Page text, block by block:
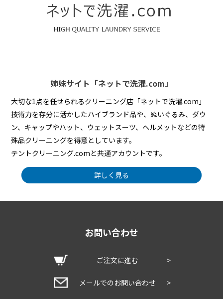
姉妹サイト「ネットで洗濯.com」
大切な1点を任せられるクリーニング店「ネットで洗濯.com」
技術力を存分に活かしたハイブランド品や、ぬいぐるみ、ダウ
ン、キャップやハット、ウェットスーツ、ヘルメットなどの特
殊品クリーニングを得意としています。
テントクリーニング.comと共通アカウントです。
詳しく見る
お問い合わせ
ご注文に進む >
メールでのお問い合わせ >